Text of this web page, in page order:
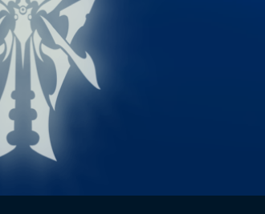
réputations